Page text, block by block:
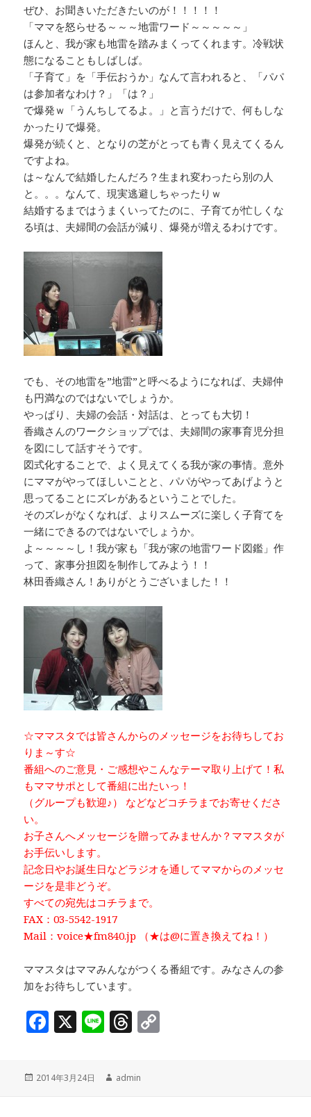
ぜひ、お聞きいただきたいのが！！！！！
「ママを怒らせる～～～地雷ワード～～～～～」
ほんと、我が家も地雷を踏みまくってくれます。冷戦状
態になることもしばしば。
「子育て」を「手伝おうか」なんて言われると、「パパ
は参加者なわけ？」「は？」
で爆発ｗ「うんちしてるよ。」と言うだけで、何もしな
かったりで爆発。
爆発が続くと、となりの芝がとっても青く見えてくるん
ですよね。
は～なんで結婚したんだろ？生まれ変わったら別の人
と。。。なんて、現実逃避しちゃったりｗ
結婚するまではうまくいってたのに、子育てが忙しくな
る頃は、夫婦間の会話が減り、爆発が増えるわけです。
でも、その地雷を”地雷”と呼べるようになれば、夫婦仲
も円満なのではないでしょうか。
やっぱり、夫婦の会話・対話は、とっても大切！
香織さんのワークショップでは、夫婦間の家事育児分担
を図にして話すそうです。
図式化することで、よく見えてくる我が家の事情。意外
にママがやってほしいことと、パパがやってあげようと
思ってることにズレがあるということでした。
そのズレがなくなれば、よりスムーズに楽しく子育てを
一緒にできるのではないでしょうか。
よ～～～～し！我が家も「我が家の地雷ワード図鑑」作
って、家事分担図を制作してみよう！！
林田香織さん！ありがとうございました！！
☆ママスタでは皆さんからのメッセージをお待ちしてお
りま～す☆
番組へのご意見・ご感想やこんなテーマ取り上げて！私
もママサポとして番組に出たいっ！
（グループも歓迎♪） などなどコチラまでお寄せくださ
い。
お子さんへメッセージを贈ってみませんか？ママスタが
お手伝いします。
記念日やお誕生日などラジオを通してママからのメッセ
ージを是非どうぞ。
すべての宛先はコチラまで。
FAX：03-5542-1917
Mail：voice★fm840.jp （★は@に置き換えてね！）
ママスタはママみんながつくる番組です。みなさんの参
加をお待ちしています。
F
c
e
X Li
e
T
r
e
投
2014年3月24日
作
admin